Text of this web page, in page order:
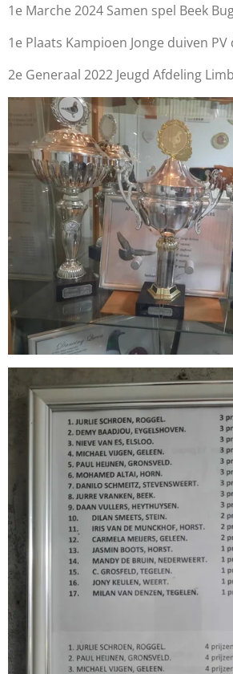
1e Marche 2024 Samen spel Beek
1e Plaats Kampioen Jonge duiven
2e Generaal 2022 Jeugd Afdeling